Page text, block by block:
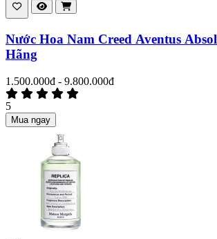
Nước Hoa Nam Creed Aventus
Hãng
1.500.000đ - 9.800.000đ
5
Mua ngay